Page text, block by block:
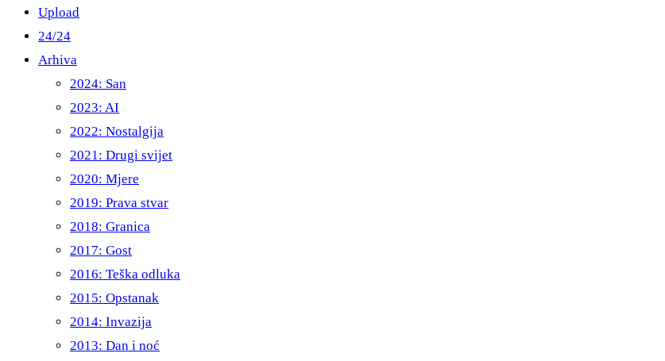
Upload
24/24
Arhiva
2024: San
2023: AI
2022: Nostalgija
2021: Drugi svijet
2020: Mjere
2019: Prava stvar
2018: Granica
2017: Gost
2016: Teška odluka
2015: Opstanak
2014: Invazija
2013: Dan i noć